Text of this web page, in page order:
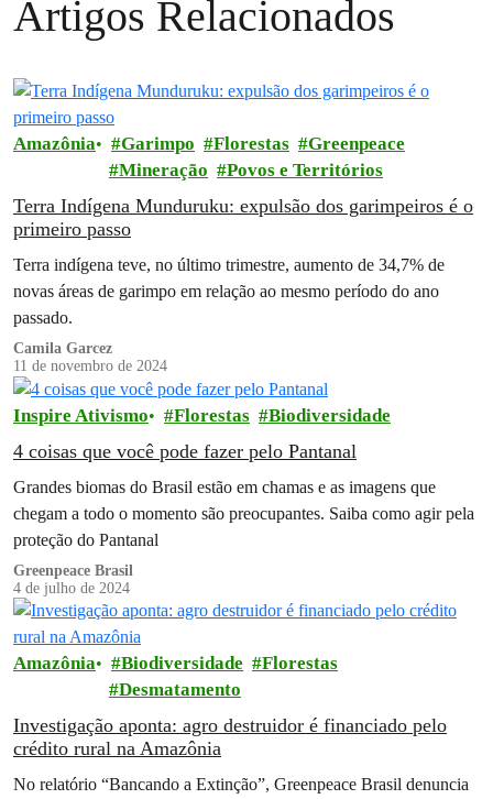
Artigos Relacionados
Amazônia Garimpo Florestas
Greenpeace
Mineração
Povos e Territórios
Terra Indígena Munduruku: expulsão dos garimpeiros é o
primeiro passo
Terra indígena teve, no último trimestre, aumento de 34,7% de
novas áreas de garimpo em relação ao mesmo período do ano
passado.
Camila Garcez
11 de novembro de 2024
Inspire Ativismo Florestas Biodiversidade
4 coisas que você pode fazer pelo Pantanal
Grandes biomas do Brasil estão em chamas e as imagens que
chegam a todo o momento são preocupantes. Saiba como agir pela
proteção do Pantanal
Greenpeace Brasil
4 de julho de 2024
Amazônia Biodiversidade
Florestas
Desmatamento
Investigação aponta: agro destruidor é financiado pelo
crédito rural na Amazônia
No relatório “Bancando a Extinção”, Greenpeace Brasil denuncia